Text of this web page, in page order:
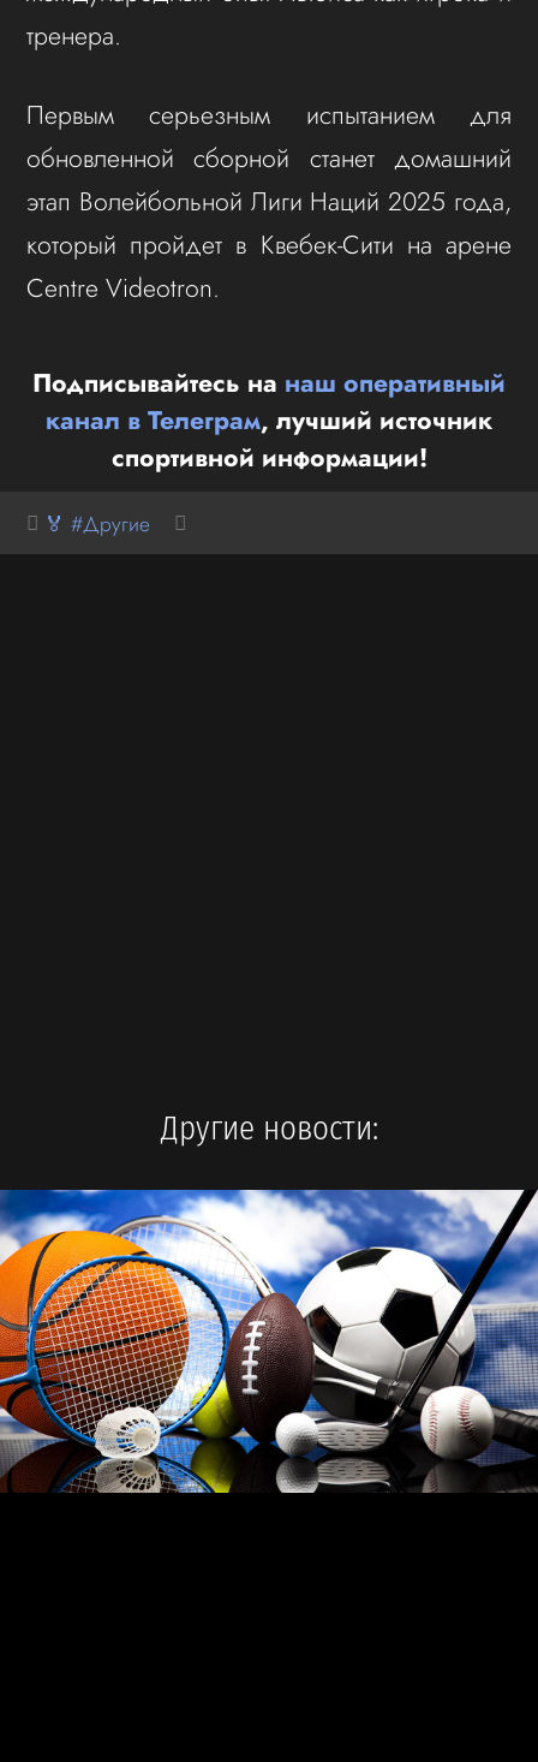
тренера.
Первым серьезным испытанием для
обновленной сборной станет домашний
этап Волейбольной Лиги Наций 2025 года,
который пройдет в Квебек-Сити на арене
Centre Videotron.
Подписывайтесь на наш оперативный
канал в Телеграм, лучший источник
спортивной информации!
🏅 #Другие
Другие новости: